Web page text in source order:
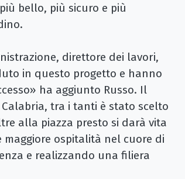
bello, più sicuro e più
direttore dei lavori,
in questo progetto e hanno
ha aggiunto Russo. Il
tra i tanti è stato scelto
alla piazza presto si darà vita
ospitalità nel cuore di
e realizzando una filiera